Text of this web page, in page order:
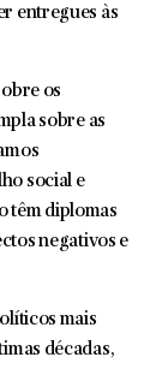
entregues às
os
sobre as
social e
têm diplomas
negativos e
mais
décadas,